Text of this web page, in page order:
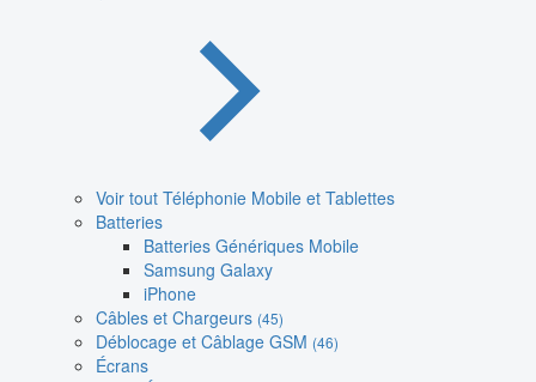
Voir tout Téléphonie Mobile et Tablettes
Batteries
Batteries Génériques Mobile
Samsung Galaxy
iPhone
Câbles et Chargeurs (45)
Déblocage et Câblage GSM (46)
Écrans